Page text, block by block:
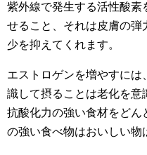
紫外線で発生する活性酸素
せること、それは皮膚の
少を抑えてくれます。
エストロゲンを増やすに
識して摂ることは老化を意
抗酸化力の強い食材をどん
の強い食べ物はおいしい物